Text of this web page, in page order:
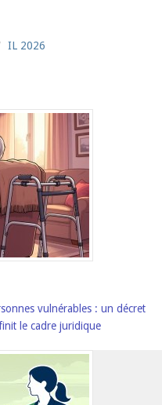
IL 2026
vulnérables : un décret
le cadre juridique